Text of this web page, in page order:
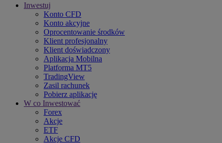
Inwestuj
Konto CFD
Konto akcyjne
Oprocentowanie środków
Klient profesjonalny
Klient doświadczony
Aplikacja Mobilna
Platforma MT5
TradingView
Zasil rachunek
Pobierz aplikację
W co Inwestować
Forex
Akcje
ETF
Akcje CFD